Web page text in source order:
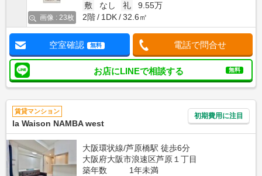
画像 : 23枚
敷
なし 礼
9.55万
2階
1DK 32.6㎡
空室確認 無料 電話で問合せ
お店にLINEで相談する 無料
賃貸マンション
la Waison NAMBA west
初期費用に注目
大阪環状線/芦原橋駅 徒歩6分
大阪府大阪市浪速区芦原１丁目
築年数
1年未満